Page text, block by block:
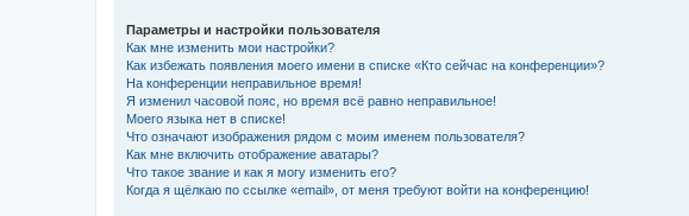
Параметры и настройки пользователя
Как мне изменить мои настройки?
Как избежать появления моего имени в списке «Кто сейчас на конференции»?
На конференции неправильное время!
Я изменил часовой пояс, но время всё равно неправильное!
Моего языка нет в списке!
Что означают изображения рядом с моим именем пользователя?
Как мне включить отображение аватары?
Что такое звание и как я могу изменить его?
Когда я щёлкаю по ссылке «email», от меня требуют войти на конференцию!